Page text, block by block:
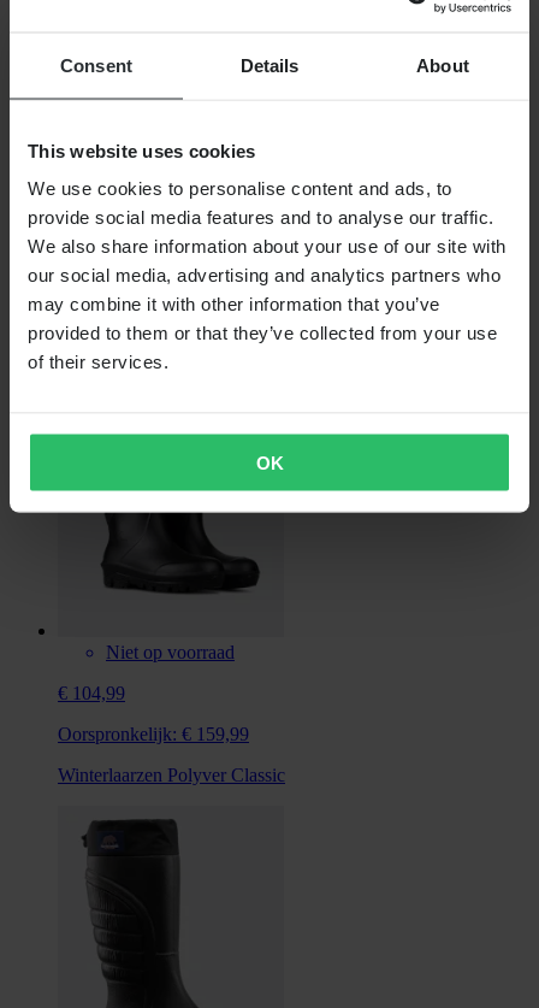
Consent Details About
This website uses cookies
We use cookies to personalise content and ads, to
provide social media features and to analyse our traffic.
We also share information about your use of our site with
our social media, advertising and analytics partners who
may combine it with other information that you’ve
provided to them or that they’ve collected from your use
of their services.
OK
Niet op voorraad
€ 149,99
Laarzen Polyver Classic Low Winter
Niet op voorraad
€ 104,99
Oorspronkelijk: € 159,99
Winterlaarzen Polyver Classic